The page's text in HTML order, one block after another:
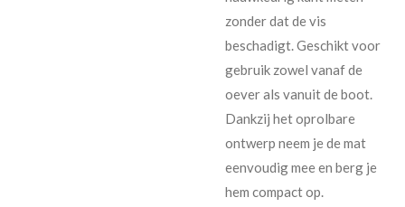
zonder dat de vis
beschadigt. Geschikt voor
gebruik zowel vanaf de
oever als vanuit de boot.
Dankzij het oprolbare
ontwerp neem je de mat
eenvoudig mee en berg je
hem compact op.